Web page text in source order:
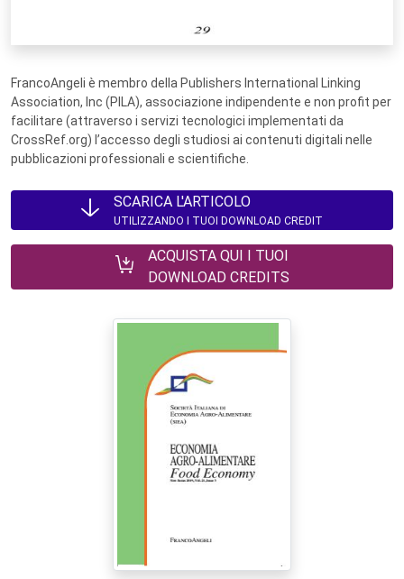
FrancoAngeli è membro della Publishers International Linking
Association, Inc (PILA), associazione indipendente e non profit per
facilitare (attraverso i servizi tecnologici implementati da
CrossRef.org) l’accesso degli studiosi ai contenuti digitali nelle
pubblicazioni professionali e scientifiche.
SCARICA L'ARTICOLO
UTILIZZANDO I TUOI DOWNLOAD CREDIT
ACQUISTA QUI I TUOI
DOWNLOAD CREDITS